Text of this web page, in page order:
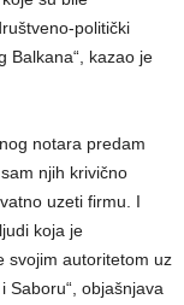
politički
Balkana“, kazao je
notara predam
njih krivično
uzeti firmu. I
koja je
svojim autoritetom uz
Saboru“, objašnjava